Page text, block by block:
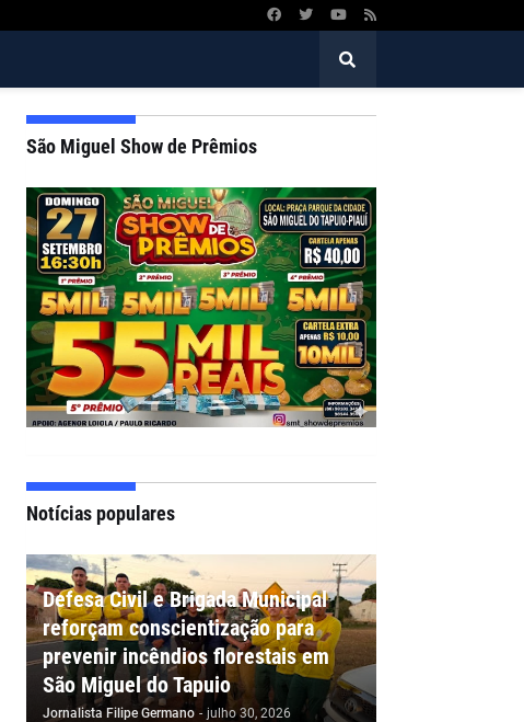
São Miguel Show de Prêmios
Notícias populares
Defesa Civil e Brigada Municipal
reforçam conscientização para
prevenir incêndios florestais em
São Miguel do Tapuio
Jornalista Filipe Germano - julho 30, 2026